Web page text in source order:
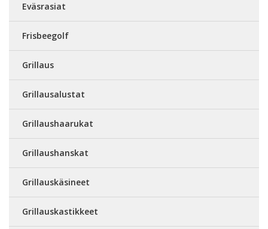
Eväsrasiat
Frisbeegolf
Grillaus
Grillausalustat
Grillaushaarukat
Grillaushanskat
Grillauskäsineet
Grillauskastikkeet